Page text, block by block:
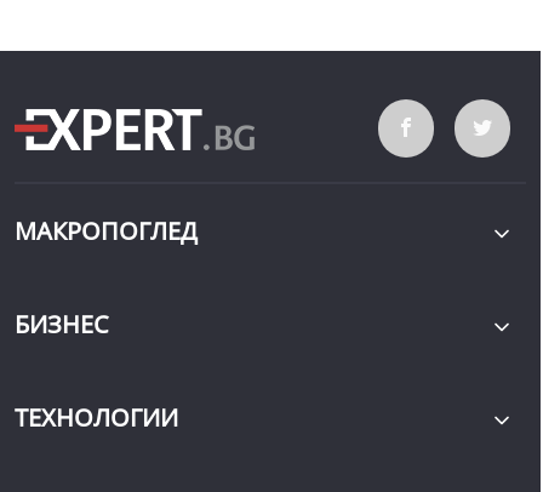
МАКРОПОГЛЕД
БИЗНЕС
ТЕХНОЛОГИИ